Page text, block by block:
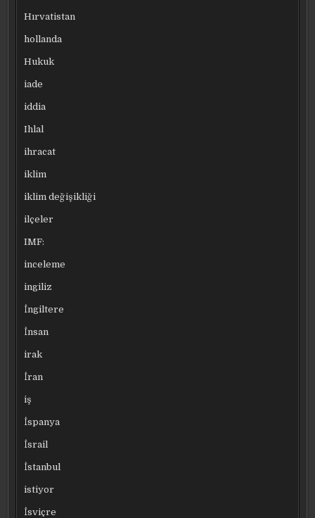
Hırvatistan
hollanda
Hukuk
iade
iddia
Ihlal
ihracat
iklim
iklim değişikliği
ilçeler
IMF:
inceleme
ingiliz
İngiltere
İnsan
irak
İran
iş
İspanya
İsrail
İstanbul
istiyor
İsviçre